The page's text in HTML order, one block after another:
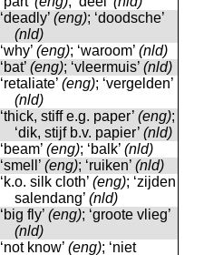
‘deadly’ (eng); ‘doodsche’
(nld)
‘why’ (eng); ‘waroom’ (nld)
‘bat’ (eng); ‘vleermuis’ (nld)
‘retaliate’ (eng); ‘vergelden’
(nld)
‘thick, stiff e.g. paper’ (eng);
‘dik, stijf b.v. papier’ (nld)
‘beam’ (eng); ‘balk’ (nld)
‘smell’ (eng); ‘ruiken’ (nld)
‘k.o. silk cloth’ (eng); ‘zijden
salendang’ (nld)
‘big fly’ (eng); ‘groote vlieg’
(nld)
‘not know’ (eng); ‘niet